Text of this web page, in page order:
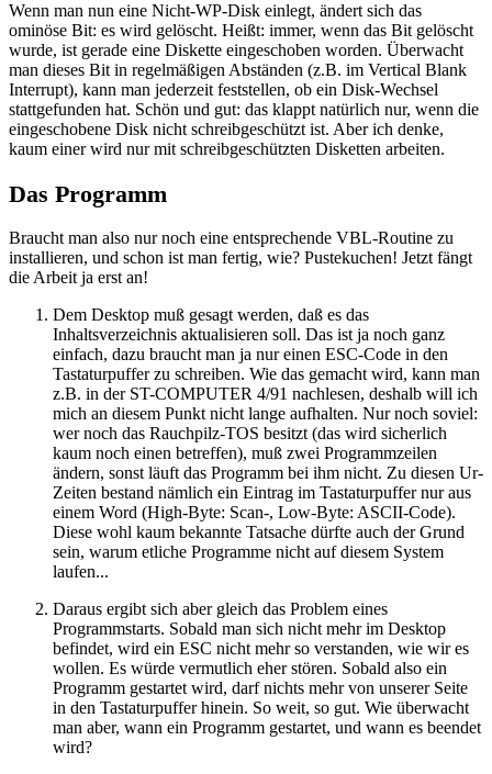
Wenn man nun eine Nicht-WP-Disk einlegt, ändert sich das
ominöse Bit: es wird gelöscht. Heißt: immer, wenn das Bit gelöscht
wurde, ist gerade eine Diskette eingeschoben worden. Überwacht
man dieses Bit in regelmäßigen Abständen (z.B. im Vertical Blank
Interrupt), kann man jederzeit feststellen, ob ein Disk-Wechsel
stattgefunden hat. Schön und gut: das klappt natürlich nur, wenn die
eingeschobene Disk nicht schreibgeschützt ist. Aber ich denke,
kaum einer wird nur mit schreibgeschützten Disketten arbeiten.
Das Programm
Braucht man also nur noch eine entsprechende VBL-Routine zu
installieren, und schon ist man fertig, wie? Pustekuchen! Jetzt fängt
die Arbeit ja erst an!
Dem Desktop muß gesagt werden, daß es das
Inhaltsverzeichnis aktualisieren soll. Das ist ja noch ganz
einfach, dazu braucht man ja nur einen ESC-Code in den
Tastaturpuffer zu schreiben. Wie das gemacht wird, kann man
z.B. in der ST-COMPUTER 4/91 nachlesen, deshalb will ich
mich an diesem Punkt nicht lange aufhalten. Nur noch soviel:
wer noch das Rauchpilz-TOS besitzt (das wird sicherlich
kaum noch einen betreffen), muß zwei Programmzeilen
ändern, sonst läuft das Programm bei ihm nicht. Zu diesen Ur-
Zeiten bestand nämlich ein Eintrag im Tastaturpuffer nur aus
einem Word (High-Byte: Scan-, Low-Byte: ASCII-Code).
Diese wohl kaum bekannte Tatsache dürfte auch der Grund
sein, warum etliche Programme nicht auf diesem System
laufen...
Daraus ergibt sich aber gleich das Problem eines
Programmstarts. Sobald man sich nicht mehr im Desktop
befindet, wird ein ESC nicht mehr so verstanden, wie wir es
wollen. Es würde vermutlich eher stören. Sobald also ein
Programm gestartet wird, darf nichts mehr von unserer Seite
in den Tastaturpuffer hinein. So weit, so gut. Wie überwacht
man aber, wann ein Programm gestartet, und wann es beendet
wird?